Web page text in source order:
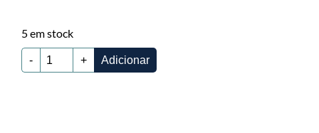
5 em stock
- + Adicionar